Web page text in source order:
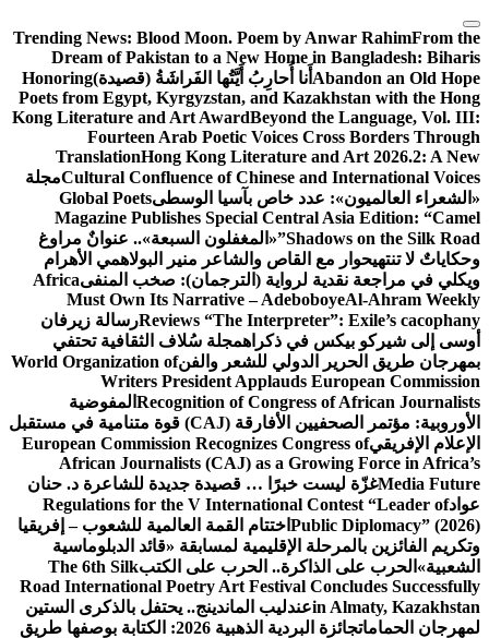
التجاوز
إلى
المحتوى
Trending News: Blood Moon. Poem by Anwar RahimFrom the
Dream of Pakistan to a New Home in Bangladesh: Biharis
Abandon an Old Hope أَنا أُحارِبُ أَيَّتُها الفَراشَةُ (قصيدة)Honoring
Poets from Egypt, Kyrgyzstan, and Kazakhstan with the Hong
Kong Literature and Art AwardBeyond the Language, Vol. III:
Fourteen Arab Poetic Voices Cross Borders Through
TranslationHong Kong Literature and Art 2026.2: A New
Cultural Confluence of Chinese and International Voicesمجلة
«الشعراء العالميون»: عدد خاص بآسيا الوسطىGlobal Poets
Magazine Publishes Special Central Asia Edition: “Camel
Shadows on the Silk Road” «المغفلون السبعة».. عنوانٌ مراوغ
وحكاياتٌ لا تنتهيحوار مع القاص والشاعر منير البولاهمي الأهرام
ويكلي في مراجعة نقدية لرواية (الترجمان): صخب المنفىAfrica
Must Own Its Narrative – AdeboboyeAl-Ahram Weekly
Reviews “The Interpreter”: Exile’s cacophanyرسالة زيرفان
أوسى إلى شيركو بيكس في ذكراهمجلة سُلاف الثقافية تحتفي
بمهرجان طريق الحرير الدولي للشعر والفنWorld Organization of
Writers President Applauds European Commission
Recognition of Congress of African Journalists المفوضية
الأوروبية: مؤتمر الصحفيين الأفارقة (CAJ) قوة متنامية في مستقبل
الإعلام الإفريقيEuropean Commission Recognizes Congress of
African Journalists (CAJ) as a Growing Force in Africa’s
Media Futureغزّة ليست خبرًا … قصيدة جديدة للشاعرة د. حنان
عوادRegulations for the V International Contest “Leader of
Public Diplomacy” (2026) اختتام القمة العالمية للشعوب – إفريقيا
وتكريم الفائزين بالمرحلة الإقليمية لمسابقة «قائد الدبلوماسية
الشعبية» الحرب على الذاكرة.. الحرب على الكتبThe 6th Silk
Road International Poetry Art Festival Concludes Successfully
in Almaty, Kazakhstanعندليب الماندينج.. يحتفل بالذكرى الستين
لمهرجان الحمامات
جائزة البردية الذهبية 2026: الكتابة بوصفها طريق